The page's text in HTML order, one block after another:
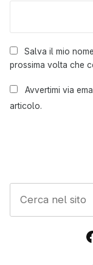
Salva il mio
prossima volta che
Avvertimi via
articolo.